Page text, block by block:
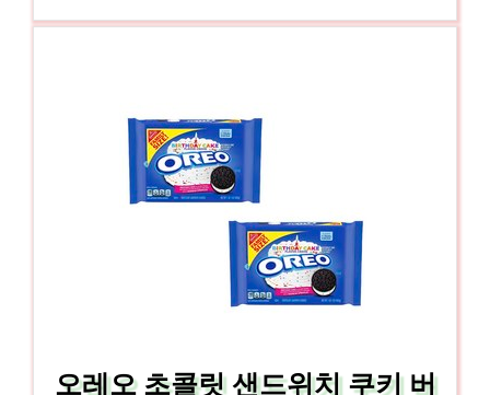
오레오 초콜릿 샌드위치 쿠키 버